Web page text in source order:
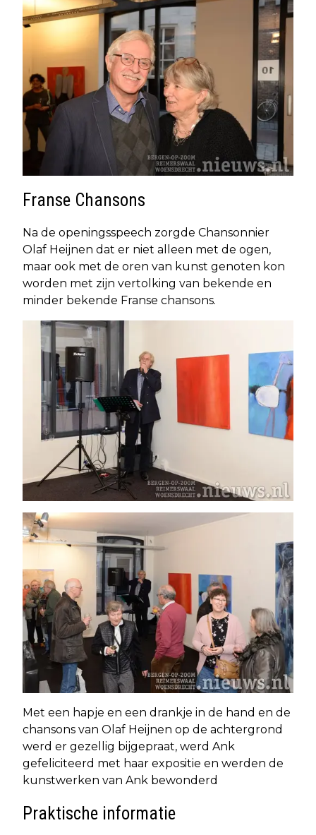
Franse Chansons
Na de openingsspeech zorgde Chansonnier
Olaf Heijnen dat er niet alleen met de ogen,
maar ook met de oren van kunst genoten kon
worden met zijn vertolking van bekende en
minder bekende Franse chansons.
Met een hapje en een drankje in de hand en de
chansons van Olaf Heijnen op de achtergrond
werd er gezellig bijgepraat, werd Ank
gefeliciteerd met haar expositie en werden de
kunstwerken van Ank bewonderd
Praktische informatie